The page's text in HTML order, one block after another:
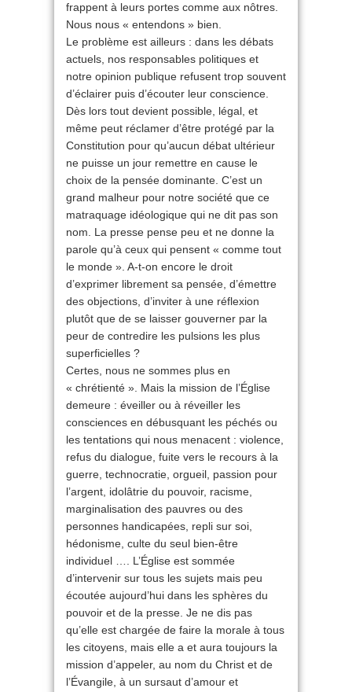
frappent à leurs portes comme aux nôtres.
Nous nous « entendons » bien.
Le problème est ailleurs : dans les débats
actuels, nos responsables politiques et
notre opinion publique refusent trop souvent
d’éclairer puis d’écouter leur conscience.
Dès lors tout devient possible, légal, et
même peut réclamer d’être protégé par la
Constitution pour qu’aucun débat ultérieur
ne puisse un jour remettre en cause le
choix de la pensée dominante. C’est un
grand malheur pour notre société que ce
matraquage idéologique qui ne dit pas son
nom. La presse pense peu et ne donne la
parole qu’à ceux qui pensent « comme tout
le monde ». A-t-on encore le droit
d’exprimer librement sa pensée, d’émettre
des objections, d’inviter à une réflexion
plutôt que de se laisser gouverner par la
peur de contredire les pulsions les plus
superficielles ?
Certes, nous ne sommes plus en
« chrétienté ». Mais la mission de l’Église
demeure : éveiller ou à réveiller les
consciences en débusquant les péchés ou
les tentations qui nous menacent : violence,
refus du dialogue, fuite vers le recours à la
guerre, technocratie, orgueil, passion pour
l’argent, idolâtrie du pouvoir, racisme,
marginalisation des pauvres ou des
personnes handicapées, repli sur soi,
hédonisme, culte du seul bien-être
individuel …. L’Église est sommée
d’intervenir sur tous les sujets mais peu
écoutée aujourd’hui dans les sphères du
pouvoir et de la presse. Je ne dis pas
qu’elle est chargée de faire la morale à tous
les citoyens, mais elle a et aura toujours la
mission d’appeler, au nom du Christ et de
l’Évangile, à un sursaut d’amour et